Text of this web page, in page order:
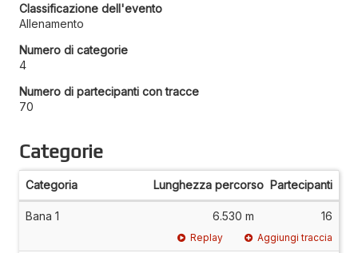
Classificazione dell'evento
Allenamento
Numero di categorie
4
Numero di partecipanti con tracce
70
Categorie
Categoria Lunghezza percorso Partecipanti
Bana 1 6.530 m 16
Replay Aggiungi traccia